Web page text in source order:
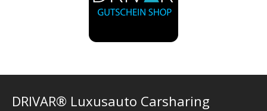
DRIVAR® Luxusauto Carsharing